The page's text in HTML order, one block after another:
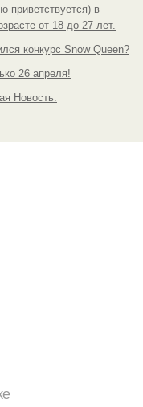
приветствуется) в
от 18 до 27 лет.
конкурс Snow Queen?
26 апреля!
Новость.